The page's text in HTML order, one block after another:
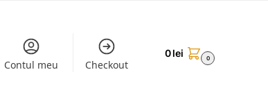
Contul meu Checkout
0lei 0